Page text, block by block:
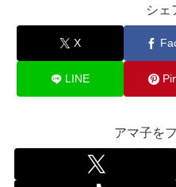
o
o
k
o
n
シェ
X
LINE
アマ子を